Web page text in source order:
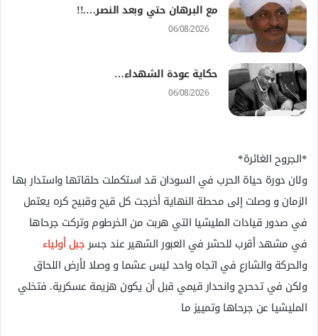
مع البرهان حتي وبعد النصر….!!
06/08/2026
حكاية عودة الشهداء…
06/08/2026
*الجروح الغائرة*
ولان دورة حياة الحرب في السودان قد استكملت حلقاتها واستدار بها
الزمان و وصلت إلى محطة النهاية أخرجت كل قيح وقبيح كره يعتمل
في صدور قيادات المليشيا التي هربت من الخرطوم وتركت جرحاها
في مشهد أقرب للحشر في العبور الشهير عند جسرجبل أولياء
والحركة والشارع في اتجاه واحد ليس عشما و وصلا لأرض اللحاق
ولكن في تدحرج وانحدار قيمي قبل أن يكون هزيمة عسكرية. فتخلي
المليشيا عن جرحاها وتمييز ما